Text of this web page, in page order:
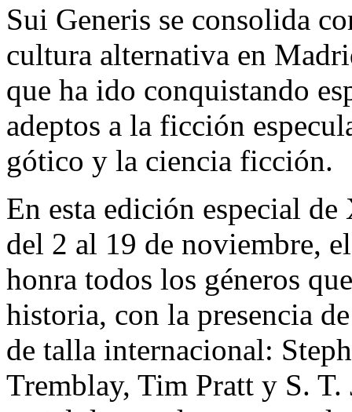
Sui Generis se consolida
cultura alternativa en
que ha ido conquistando
adeptos a la ficción
gótico y la ciencia ficción.
En esta edición especial
del 2 al 19 de noviembre,
honra todos los géneros
historia, con la presencia
de talla internacional:
Tremblay, Tim Pratt y S. T.